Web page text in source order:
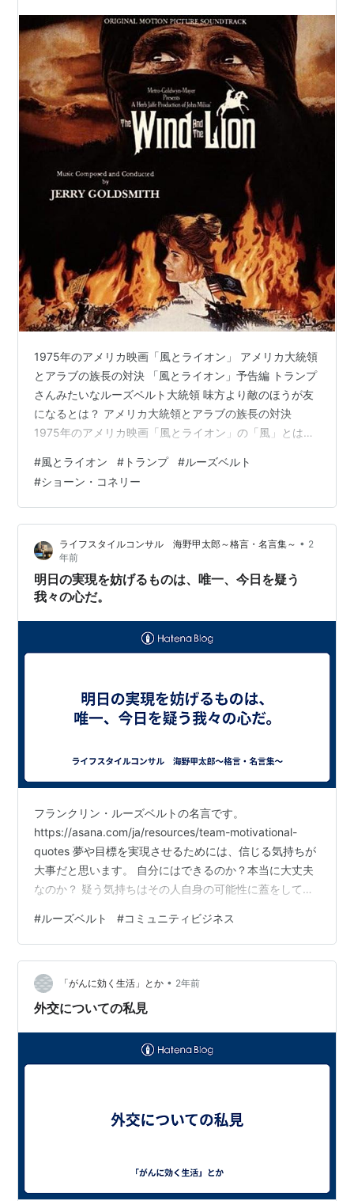
1975年のアメリカ映画「風とライオン」 アメリカ大統領
とアラブの族長の対決 「風とライオン」予告編 トランプ
さんみたいなルーズベルト大統領 味方より敵のほうが友
になるとは？ アメリカ大統領とアラブの族長の対決
1975年のアメリカ映画「風とライオン」の「風」とは第
「ライオン」とは20世紀初頭のモロッコに存在したベル
ベル人の族長、ライズリーを指すらしい。 物語はこのラ
イズリーがモロッコに対する列強の干渉への抗議の意味
で、アメリカ人女性イーデンとその子供たちを誘拐する
場面からはじまる。 この誘拐事件は実際にあったそうだ
が、その後の展開は創作が多い…
#風とライオン # トランプ #ルーズベルト
#ショーン・コネリー
ライフスタイルコンサル 海野甲太郎～格言・名言集～ • 2
年前
明日の実現を妨げるものは、唯一、今日を疑う
我々の心だ。
フランクリン・ルーズベルトの名言です。
https://asana.com/ja/resources/team-motivational-
quotes 夢や目標を実現させるためには、信じる気持ちが
大事だと思います。 自分にはできるのか？本当に大丈夫
なのか？ 疑う気持ちはその人自身の可能性に蓋をしてし
分からなくとも、自分や周りの仲間を信じ、自分の夢や
目標が実現できることを信じ抜くこと。 それが実現への
一歩になると思います。 私は夢や目標を持った方々のサ
ポートをする仕事をしております。 関わる人々のキャリ
アUPや人財育成をするためにコミュニティビ…
#ルーズベルト #コミュニティビジネス
「がんに効く生活」とか • 2年前
外交についての私見